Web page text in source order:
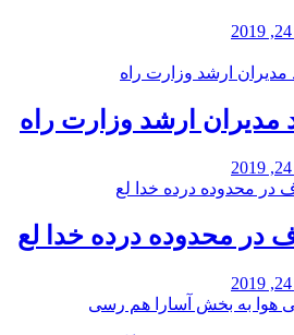
مدیران ارشد وزارت راه
در محدوده درده خدا لع